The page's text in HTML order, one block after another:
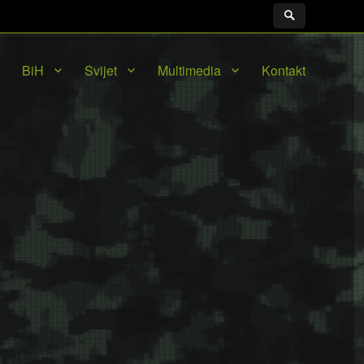
BiH Svijet Multimedia Kontakt